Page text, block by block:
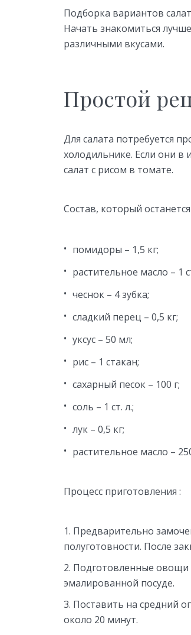
Подборка вариантов
Начать знакомиться
различными вкусами.
Простой
Для салата потребуется
холодильнике. Если они в
салат с рисом в томате.
Состав, который
помидоры – 1,5 кг;
растительное масло – 1
чеснок – 4 зубка;
сладкий перец – 0,5 кг;
уксус – 50 мл;
рис – 1 стакан;
сахарный песок – 100 г;
соль – 1 ст. л.;
лук – 0,5 кг;
растительное масло –
Процесс приготовления :
Предварительно
полуготовности. После
Подготовленные
эмалированной посуде.
Поставить на средний
около 20 минут.